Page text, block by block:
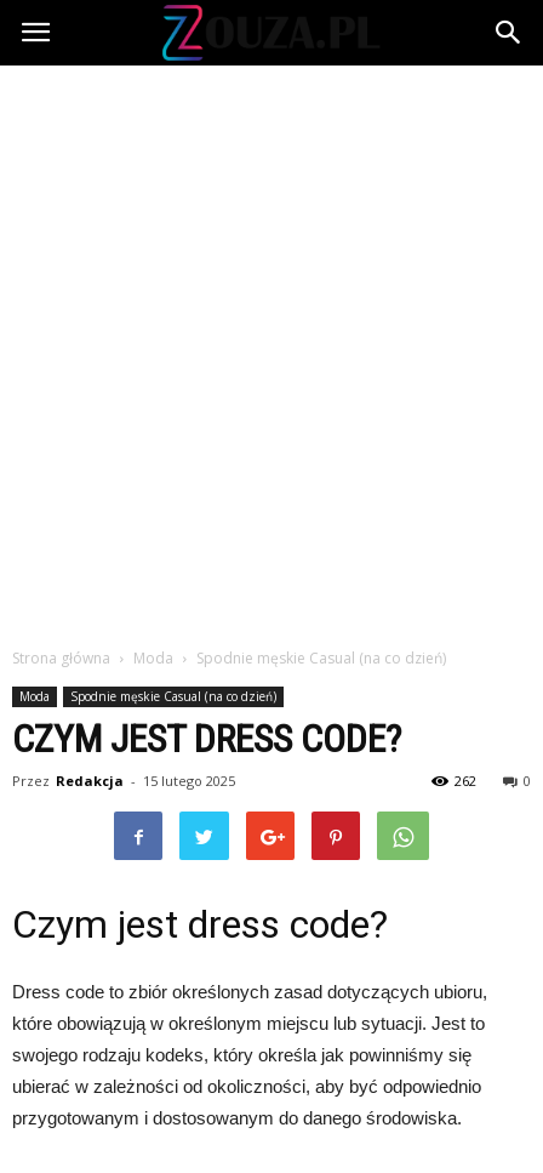
Zouza.pl
Strona główna Moda Spodnie męskie Casual (na co dzień)
Moda Spodnie męskie Casual (na co dzień)
CZYM JEST DRESS CODE?
Przez Redakcja - 15 lutego 2025 0
262
Czym jest dress code?
Dress code to zbiór określonych zasad dotyczących ubioru,
które obowiązują w określonym miejscu lub sytuacji. Jest to
swojego rodzaju kodeks, który określa jak powinniśmy się
ubierać w zależności od okoliczności, aby być odpowiednio
przygotowanym i dostosowanym do danego środowiska.